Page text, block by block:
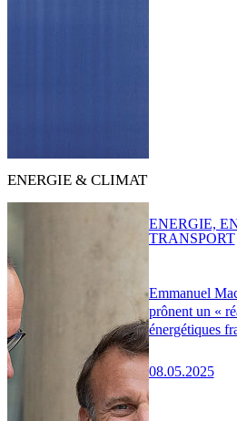
ENERGIE & CLIMAT
Emmanuel
prônent un «
énergétiques
08.05.2025
ENERGIE,
TRANSPORT